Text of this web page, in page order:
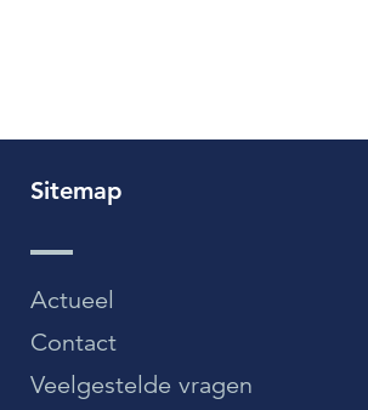
Sitemap
Actueel
Contact
Veelgestelde vragen